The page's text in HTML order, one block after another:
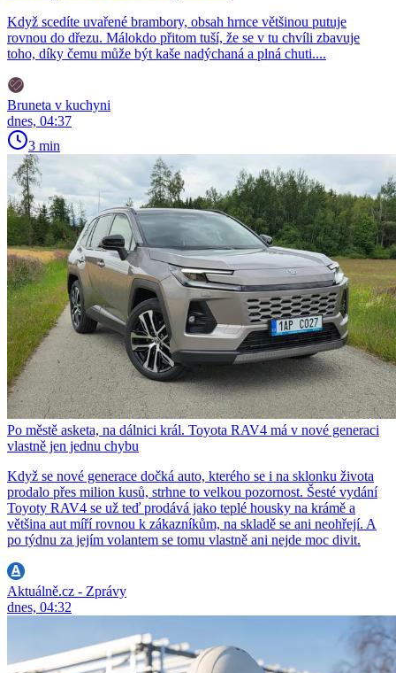
Když scedíte uvařené brambory, obsah hrnce většinou putuje
rovnou do dřezu. Málokdo přitom tuší, že se v tu chvíli zbavuje
toho, díky čemu může být kaše nadýchaná a plná chuti....
Bruneta v kuchyni
dnes, 04:37
3 min
Po městě asketa, na dálnici král. Toyota RAV4 má v nové generaci
vlastně jen jednu chybu
Když se nové generace dočká auto, kterého se i na sklonku života
prodalo přes milion kusů, strhne to velkou pozornost. Šesté vydání
Toyoty RAV4 se už teď prodává jako teplé housky na krámě a
většina aut míří rovnou k zákazníkům, na skladě se ani neohřejí. A
po týdnu za jejím volantem se tomu vlastně ani nejde moc divit.
Aktuálně.cz - Zprávy
dnes, 04:32